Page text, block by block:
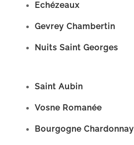
Echézeaux
Gevrey Chambertin
Nuits Saint Georges
Saint Aubin
Vosne Romanée
Bourgogne Chardonnay